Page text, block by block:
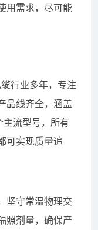
用需求，尽可能
行业多年，专注
品线齐全，涵盖
主流型号，所有
可实现质量追
坚守常温物理交
照剂量，确保产